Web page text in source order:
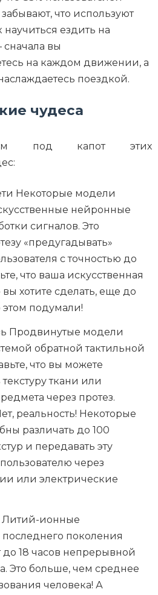
что используют
научиться ездить на
вы
на каждом движении, а
поездкой.
чудеса
под капот этих
Некоторые модели
нейронные
сигналов. Это
«предугадывать»
с точностью до
что ваша искусственная
вы хотите сделать, еще до
этом подумали!
Продвинутые модели
обратной тактильной
что вы можете
текстуру ткани или
через протез.
реальность! Некоторые
различать до 100
и передавать эту
через
или электрические
Литий-ионные
поколения
18 часов непрерывной
Это больше, чем среднее
человека! А